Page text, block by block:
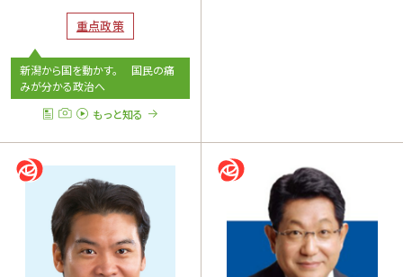
重点政策
新潟から国を動かす。 国民の痛
みが分かる政治へ
もっと知る